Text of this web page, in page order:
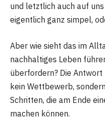
und letztlich auch auf
eigentlich ganz simpel,
Aber wie sieht das im
nachhaltiges Leben
überfordern? Die
kein Wettbewerb,
Schritten, die am Ende
machen können.